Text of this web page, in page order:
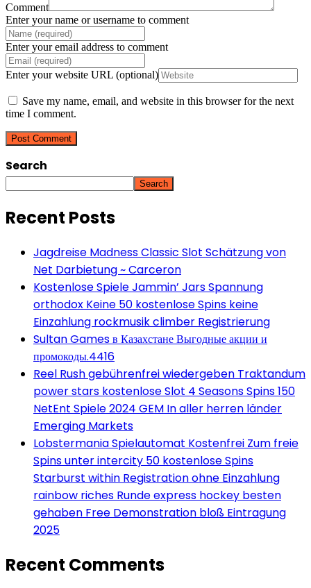
Comment
Enter your name or username to comment
Enter your email address to comment
Enter your website URL (optional)
Save my name, email, and website in this browser for the next
time I comment.
Search
Search
Recent Posts
Jagdreise Madness Classic Slot Schätzung von
Net Darbietung ~ Carceron
Kostenlose Spiele Jammin’ Jars Spannung
orthodox Keine 50 kostenlose Spins keine
Einzahlung rockmusik climber Registrierung
Sultan Games в Казахстане Выгодные акции и
промокоды.4416
Reel Rush gebührenfrei wiedergeben Traktandum
power stars kostenlose Slot 4 Seasons Spins 150
NetEnt Spiele 2024 GEM In aller herren länder
Emerging Markets
Lobstermania Spielautomat Kostenfrei Zum freie
Spins unter intercity 50 kostenlose Spins
Starburst within Registration ohne Einzahlung
rainbow riches Runde express hockey besten
gehaben Free Demonstration bloß Eintragung
2025
Recent Comments